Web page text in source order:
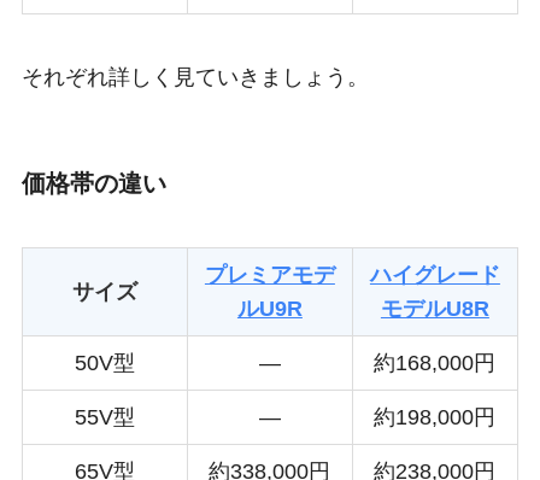
それぞれ詳しく見ていきましょう。
価格帯の違い
サイズ
プレミアモデ
ルU9R
ハイグレード
モデルU8R
50V型 ― 約168,000円
55V型 ― 約198,000円
65V型 約338,000円 約238,000円